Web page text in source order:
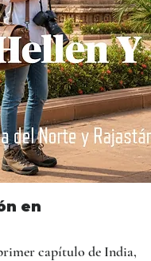
en
capítulo de India,